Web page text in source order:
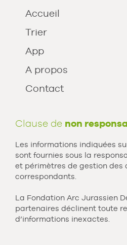
Accueil
Trier
App
A propos
Contact
Clause de non
Les informations indiquées
sont fournies sous la
et périmètres de gestion des
correspondants.
La Fondation Arc Jurassien
partenaires déclinent toute
d’informations inexactes.